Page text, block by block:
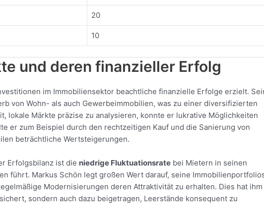
20
10
und deren finanzieller Erfolg
im Immobiliensektor beachtliche finanzielle Erfolge erzielt.
von Wohn- als auch Gewerbeimmobilien, was zu einer diversifizierten
lokale Märkte präzise zu analysieren, konnte er lukrative Möglichkeiten
er zum Beispiel durch den rechtzeitigen Kauf und die Sanierung von
beträchtliche Wertsteigerungen.
Erfolgsbilanz ist die niedrige Fluktuationsrate bei Mietern in seinen
führt. Markus Schön legt großen Wert darauf, seine
Modernisierungen deren Attraktivität zu erhalten. Dies hat ihm
sondern auch dazu beigetragen, Leerstände konsequent zu